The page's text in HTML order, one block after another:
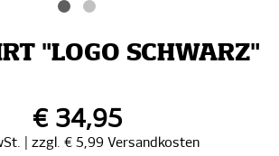
"LOGO SCHWARZ"
€ 34,95
| zzgl. € 5,99 Versandkosten